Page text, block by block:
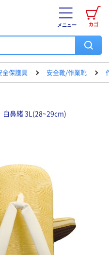
カゴ
メニュー
全保護具 安全靴/作業靴
白鼻緒 3L(28~29cm)